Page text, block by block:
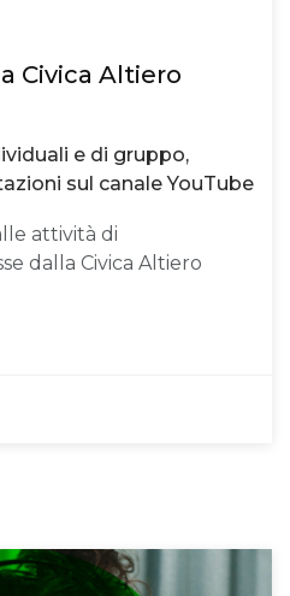
Civica Altiero
e di gruppo,
sul canale YouTube
attività di
dalla Civica Altiero